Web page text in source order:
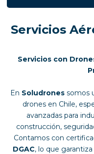
Servicios
Servicios con
En Soludrones somos
drones en Chile,
avanzadas para
construcción,
Contamos con
DGAC, lo que